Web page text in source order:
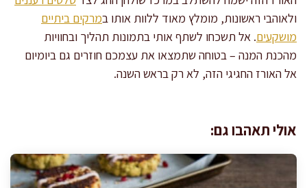
ולאוהבי ראשונות, מומלץ מאוד ללוות אותו במרקים ביתיים
מושקעים. אל תשכחו לשתף אותי בתמונות תהליך ובחוויות
מהכנת המנה – בטוחה שתמצאו את עצמכם חוזרים גם ביומיום
אל האורז החגיגי הזה, לא רק בראש השנה.
אולי תאהבו גם: